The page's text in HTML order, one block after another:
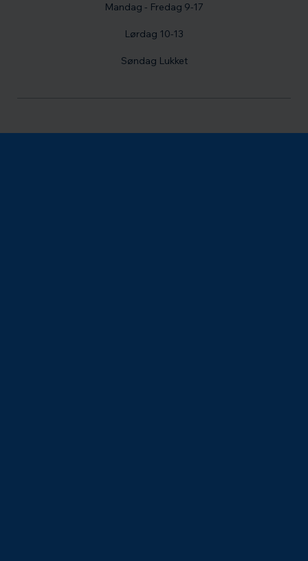
Mandag - Fredag 9-17
Lørdag 10-13
Søndag Lukket